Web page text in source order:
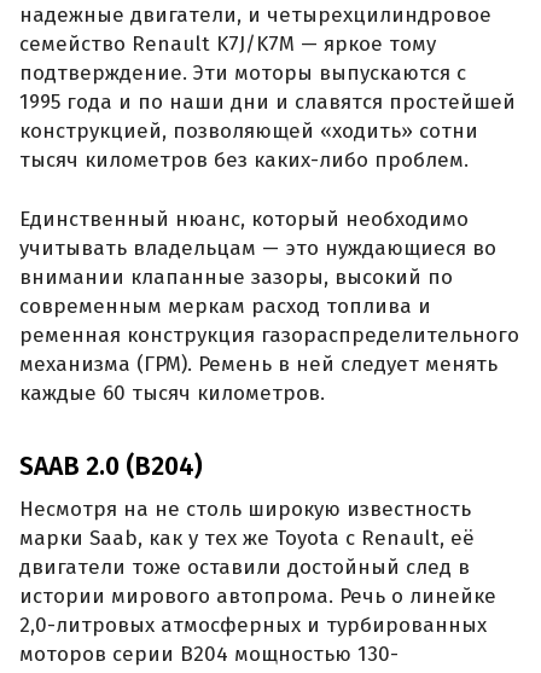
надежные двигатели, и четырехцилиндровое
семейство Renault K7J/K7M — яркое тому
подтверждение. Эти моторы выпускаются с
1995 года и по наши дни и славятся простейшей
конструкцией, позволяющей «ходить» сотни
тысяч километров без каких-либо проблем.
Единственный нюанс, который необходимо
учитывать владельцам — это нуждающиеся во
внимании клапанные зазоры, высокий по
современным меркам расход топлива и
ременная конструкция газораспределительного
механизма (ГРМ). Ремень в ней следует менять
каждые 60 тысяч километров.
SAAB 2.0 (B204)
Несмотря на не столь широкую известность
марки Saab, как у тех же Toyota с Renault, её
двигатели тоже оставили достойный след в
истории мирового автопрома. Речь о линейке
2,0-литровых атмосферных и турбированных
моторов серии B204 мощностью 130-